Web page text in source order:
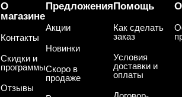
О
магазине
Контакты
Скидки и
программы
Отзывы
Предложения
Акции
Новинки
Скоро в
продаже
Помощь
Как сделать
заказ
Условия
доставки и
оплаты